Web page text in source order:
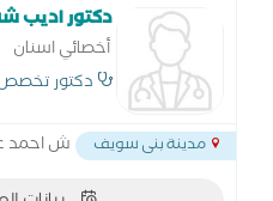
دكتور اديب
أخصائي اسنان
دكتور
مدينة بنى سويف ش احمد